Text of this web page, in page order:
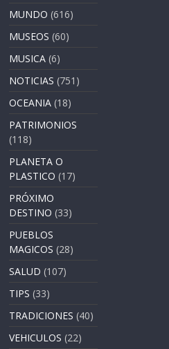
MUNDO (616)
MUSEOS (60)
MUSICA (6)
NOTICIAS (751)
OCEANIA (18)
PATRIMONIOS
(118)
PLANETA O
PLASTICO (17)
PRÓXIMO
DESTINO (33)
PUEBLOS
MAGICOS (28)
SALUD (107)
TIPS (33)
TRADICIONES (40)
VEHICULOS (22)